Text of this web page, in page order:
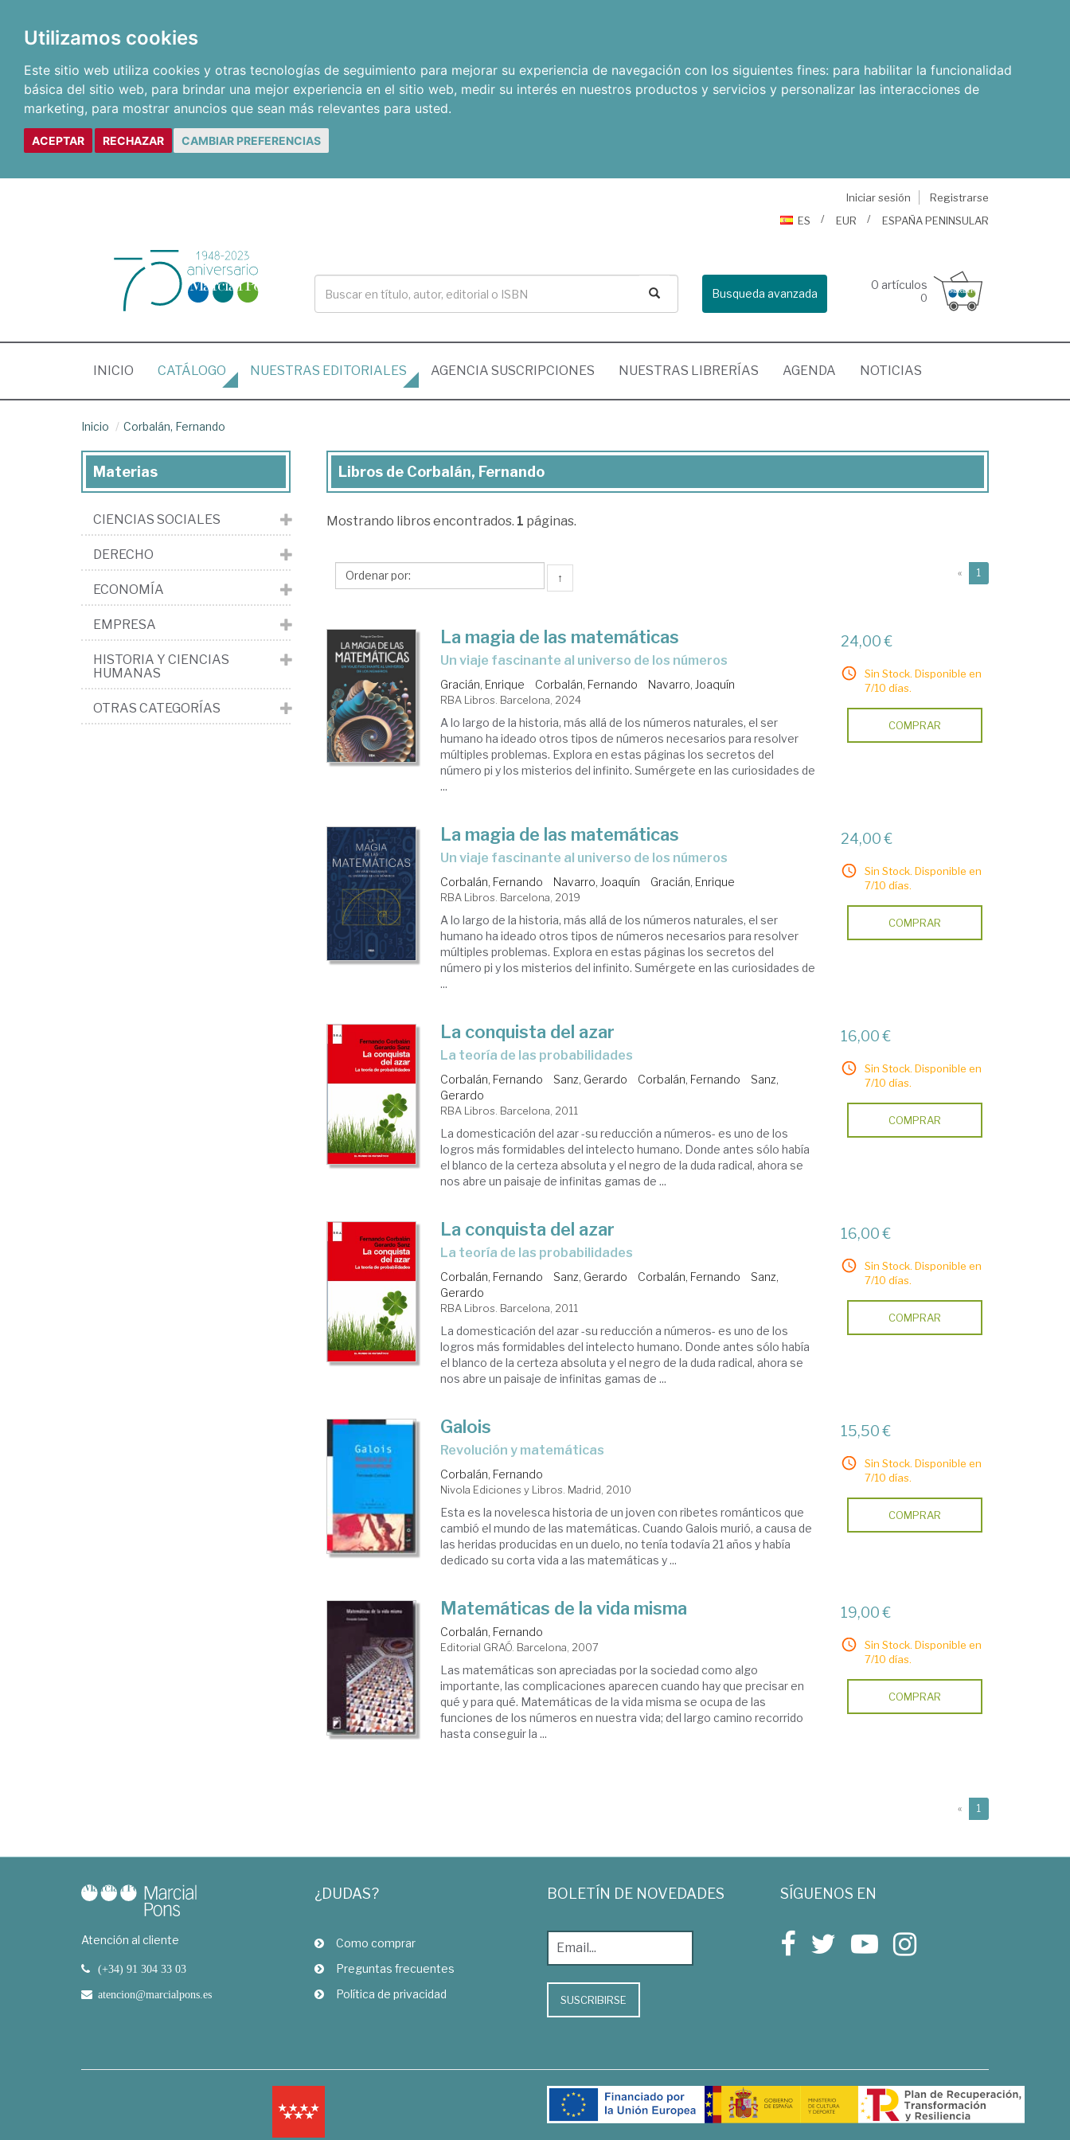
Utilizamos cookies
Este sitio web utiliza cookies y otras tecnologías de seguimiento para mejorar su experiencia de navegación con los siguientes fines: para habilitar la funcionalidad
básica del sitio web, para brindar una mejor experiencia en el sitio web, medir su interés en nuestros productos y servicios y personalizar las interacciones de
marketing, para mostrar anuncios que sean más relevantes para usted.
ACEPTAR RECHAZAR CAMBIAR PREFERENCIAS
Iniciar sesión
Registrarse
ES
EUR ESPAÑA PENINSULAR
Busqueda avanzada
0 artículos
0
INICIO (CURRENT)
CATÁLOGO NUESTRAS EDITORIALES AGENCIA SUSCRIPCIONES NUESTRAS LIBRERÍAS AGENDA NOTICIAS
Inicio Corbalán, Fernando
Libros
Corbalán,
Libros de Corbalán, Fernando
Mostrando libros encontrados. 1 páginas.
↑ « 1
La magia de las matemáticas
un viaje fascinante al universo de los números
Gracián, Enrique Corbalán, Fernando Navarro, Joaquín
RBA Libros. Barcelona, 2024
A lo largo de la historia, más allá de los números naturales, el ser
humano ha ideado otros tipos de números necesarios para resolver
múltiples problemas. Explora en estas páginas los secretos del
número pi y los misterios del infinito. Sumérgete en las curiosidades de
...
24,00 €
Sin Stock. Disponible en
7/10 días.
COMPRAR
La magia de las matemáticas
un viaje fascinante al universo de los números
Corbalán, Fernando Navarro, Joaquín Gracián, Enrique
RBA Libros. Barcelona, 2019
A lo largo de la historia, más allá de los números naturales, el ser
humano ha ideado otros tipos de números necesarios para resolver
múltiples problemas. Explora en estas páginas los secretos del
número pi y los misterios del infinito. Sumérgete en las curiosidades de
...
24,00 €
Sin Stock. Disponible en
7/10 días.
COMPRAR
La conquista del azar
la teoría de las probabilidades
Corbalán, Fernando Sanz, Gerardo Corbalán, Fernando
Sanz,
Gerardo
RBA Libros. Barcelona, 2011
La domesticación del azar -su reducción a números- es uno de los
logros más formidables del intelecto humano. Donde antes sólo había
el blanco de la certeza absoluta y el negro de la duda radical, ahora se
nos abre un paisaje de infinitas gamas de ...
16,00 €
Sin Stock. Disponible en
7/10 días.
COMPRAR
La conquista del azar
la teoría de las probabilidades
Corbalán, Fernando Sanz, Gerardo Corbalán, Fernando
Sanz,
Gerardo
RBA Libros. Barcelona, 2011
La domesticación del azar -su reducción a números- es uno de los
logros más formidables del intelecto humano. Donde antes sólo había
el blanco de la certeza absoluta y el negro de la duda radical, ahora se
nos abre un paisaje de infinitas gamas de ...
16,00 €
Sin Stock. Disponible en
7/10 días.
COMPRAR
Galois
revolución y matemáticas
Corbalán, Fernando
Nivola Ediciones y Libros. Madrid, 2010
Esta es la novelesca historia de un joven con ribetes románticos que
cambió el mundo de las matemáticas. Cuando Galois murió, a causa de
las heridas producidas en un duelo, no tenía todavía 21 años y había
dedicado su corta vida a las matemáticas y ...
15,50 €
Sin Stock. Disponible en
7/10 días.
COMPRAR
Matemáticas de la vida misma
Corbalán, Fernando
Editorial GRAÓ. Barcelona, 2007
Las matemáticas son apreciadas por la sociedad como algo
importante, las complicaciones aparecen cuando hay que precisar en
qué y para qué. Matemáticas de la vida misma se ocupa de las
funciones de los números en nuestra vida; del largo camino recorrido
hasta conseguir la ...
19,00 €
Sin Stock. Disponible en
7/10 días.
COMPRAR
« 1
Materias
CIENCIAS SOCIALES
DERECHO
ECONOMÍA
EMPRESA
HISTORIA Y CIENCIAS
HUMANAS
OTRAS CATEGORÍAS
Atención al cliente
(+34) 91 304 33 03
atencion@marcialpons.es
¿DUDAS?
Como comprar
Preguntas frecuentes
Política de privacidad
BOLETÍN DE NOVEDADES
SUSCRIBIRSE
SÍGUENOS EN